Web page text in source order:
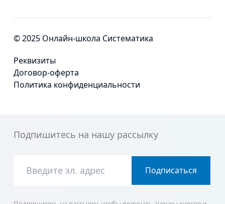
© 2025 Онлайн-школа Систематика
Реквизиты
Договор-оферта
Политика конфиденциальности
Подпишитесь на нашу рассылку
Подписаться